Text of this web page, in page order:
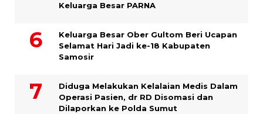
Keluarga Besar PARNA
Keluarga Besar Ober Gultom Beri Ucapan
Selamat Hari Jadi ke-18 Kabupaten
Samosir
Diduga Melakukan Kelalaian Medis Dalam
Operasi Pasien, dr RD Disomasi dan
Dilaporkan ke Polda Sumut